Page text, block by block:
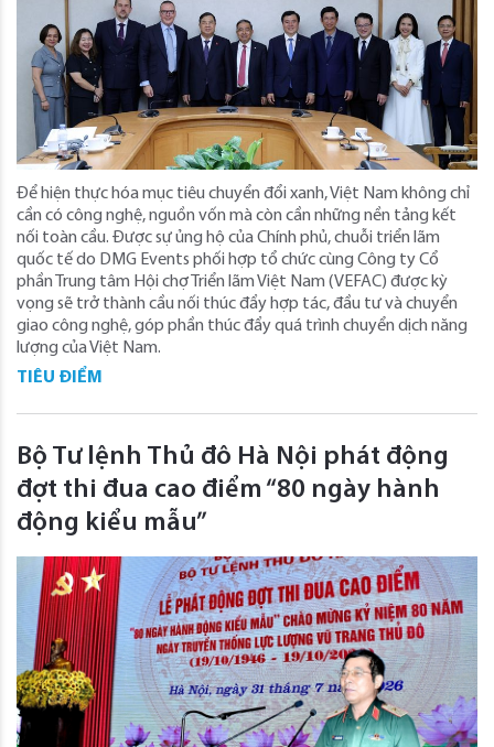
Để hiện thực hóa mục tiêu chuyển đổi xanh, Việt Nam không chỉ
cần có công nghệ, nguồn vốn mà còn cần những nền tảng kết
nối toàn cầu. Được sự ủng hộ của Chính phủ, chuỗi triển lãm
quốc tế do DMG Events phối hợp tổ chức cùng Công ty Cổ
phần Trung tâm Hội chợ Triển lãm Việt Nam (VEFAC) được kỳ
vọng sẽ trở thành cầu nối thúc đẩy hợp tác, đầu tư và chuyển
giao công nghệ, góp phần thúc đẩy quá trình chuyển dịch năng
lượng của Việt Nam.
TIÊU ĐIỂM
Bộ Tư lệnh Thủ đô Hà Nội phát động
đợt thi đua cao điểm “80 ngày hành
động kiểu mẫu”